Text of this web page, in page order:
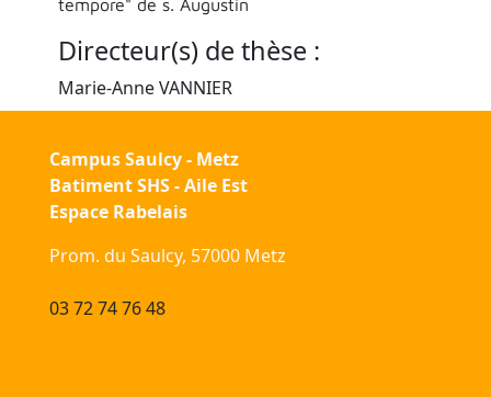
tempore" de s. Augustin
Directeur(s) de thèse :
Marie-Anne VANNIER
Campus Saulcy - Metz
Batiment SHS - Aile Est
Espace Rabelais
Prom. du Saulcy, 57000 Metz
03 72 74 76 48